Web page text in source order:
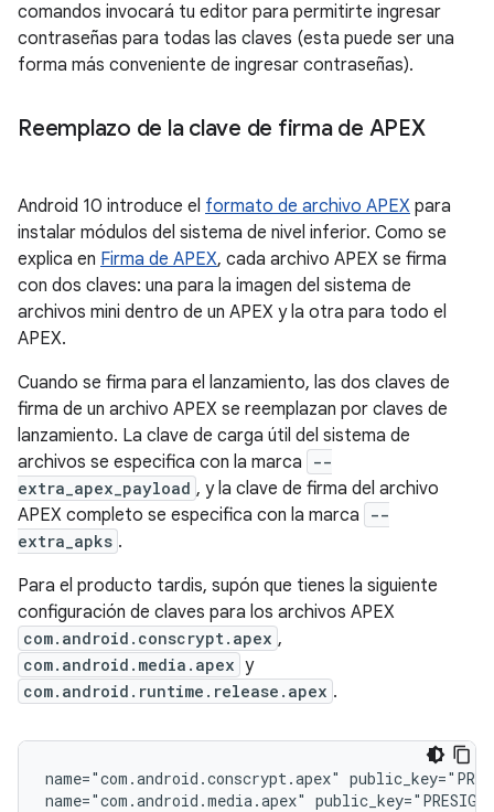
comandos invocará tu editor para permitirte ingresar
contraseñas para todas las claves (esta puede ser una
forma más conveniente de ingresar contraseñas).
Reemplazo de la clave de firma de APEX
Android 10 introduce el formato de archivo APEX para
instalar módulos del sistema de nivel inferior. Como se
explica en Firma de APEX, cada archivo APEX se firma
con dos claves: una para la imagen del sistema de
archivos mini dentro de un APEX y la otra para todo el
APEX.
Cuando se firma para el lanzamiento, las dos claves de
firma de un archivo APEX se reemplazan por claves de
lanzamiento. La clave de carga útil del sistema de
archivos se especifica con la marca
--
extra_apex_payload , y la clave de firma del archivo
APEX completo se especifica con la marca
--
extra_apks .
Para el producto tardis, supón que tienes la siguiente
configuración de claves para los archivos APEX
com.android.conscrypt.apex ,
com.android.media.apex y
com.android.runtime.release.apex .
name="com.android.conscrypt.apex"
name="com.android.media.apex"